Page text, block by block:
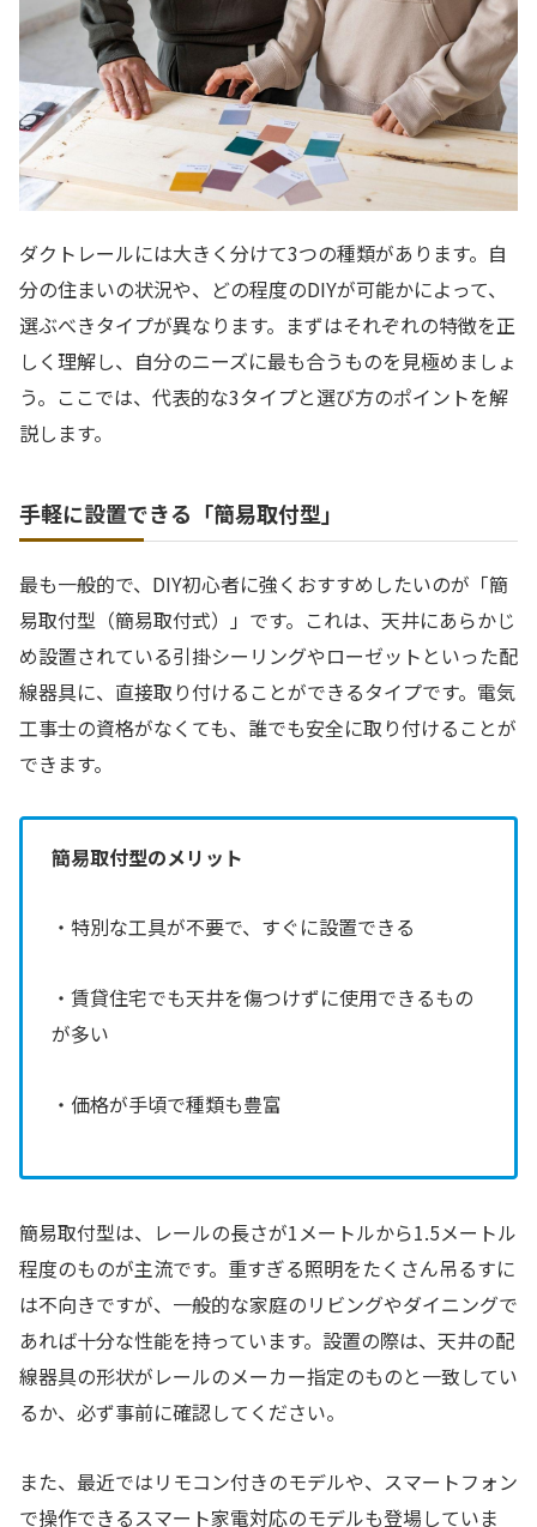
ダクトレールには大きく分けて3つの種類があります。自
分の住まいの状況や、どの程度のDIYが可能かによって、
選ぶべきタイプが異なります。まずはそれぞれの特徴を正
しく理解し、自分のニーズに最も合うものを見極めましょ
う。ここでは、代表的な3タイプと選び方のポイントを解
説します。
手軽に設置できる「簡易取付型」
最も一般的で、DIY初心者に強くおすすめしたいのが「簡
易取付型（簡易取付式）」です。これは、天井にあらかじ
め設置されている引掛シーリングやローゼットといった配
線器具に、直接取り付けることができるタイプです。電気
工事士の資格がなくても、誰でも安全に取り付けることが
できます。
簡易取付型のメリット
・特別な工具が不要で、すぐに設置できる
・賃貸住宅でも天井を傷つけずに使用できるもの
が多い
・価格が手頃で種類も豊富
簡易取付型は、レールの長さが1メートルから1.5メートル
程度のものが主流です。重すぎる照明をたくさん吊るすに
は不向きですが、一般的な家庭のリビングやダイニングで
あれば十分な性能を持っています。設置の際は、天井の配
線器具の形状がレールのメーカー指定のものと一致してい
るか、必ず事前に確認してください。
また、最近ではリモコン付きのモデルや、スマートフォン
で操作できるスマート家電対応のモデルも登場していま